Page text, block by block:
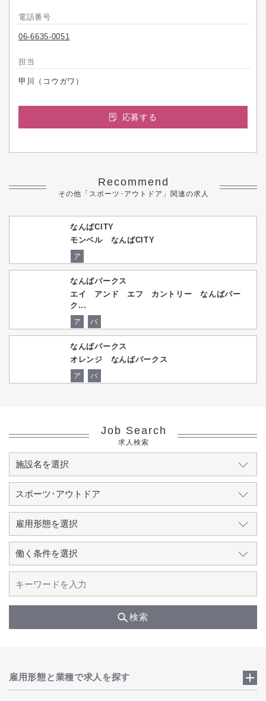
電話番号
06-6635-0051
担当
甲川（コウガワ）
応募する
Recommend
その他「スポーツ･アウトドア」関連の求人
なんばCITY
モンベル なんばCITY
ア
なんばパークス
エイ アンド エフ カントリー なんばパー
ク...
ア パ
なんばパークス
オレンジ なんばパークス
ア パ
Job Search
求人検索
検索
雇用形態と業種で求人を探す